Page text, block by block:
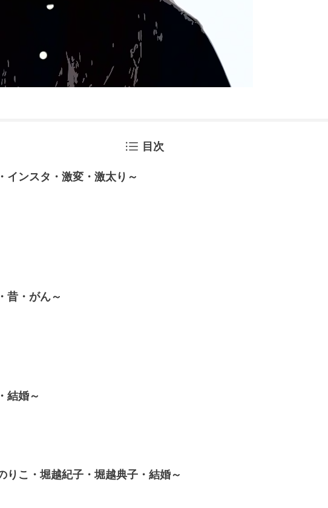
目次
インスタ・激変・激太り～
昔・がん～
結婚～
りこ・堀越紀子・堀越典子・結婚～